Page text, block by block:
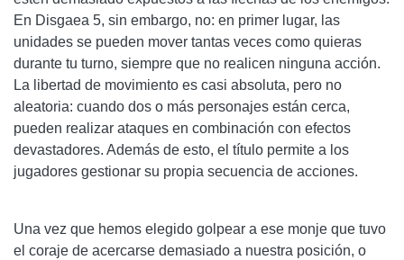
En Disgaea 5, sin embargo, no: en primer lugar, las
unidades se pueden mover tantas veces como quieras
durante tu turno, siempre que no realicen ninguna acción.
La libertad de movimiento es casi absoluta, pero no
aleatoria: cuando dos o más personajes están cerca,
pueden realizar ataques en combinación con efectos
devastadores. Además de esto, el título permite a los
jugadores gestionar su propia secuencia de acciones.
Una vez que hemos elegido golpear a ese monje que tuvo
el coraje de acercarse demasiado a nuestra posición, o